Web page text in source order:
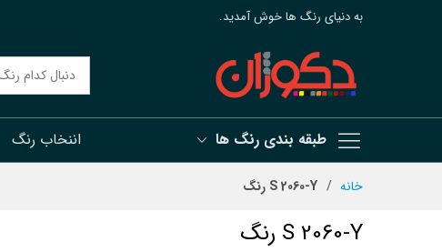
به دنیای رنگ ها خوش آمدید.
طبقه بندی رنگ ها اننخاب رنگ
خانه S 2060-Y رنگ
S 2060-Y رنگ